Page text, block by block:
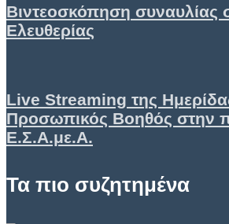
Βιντεοσκόπηση συναυλίας
Ελευθερίας
Live Streaming της
Προσωπικός Βοηθός στην
Ε.Σ.Α.με.Α.
Τα πιο συζητημένα